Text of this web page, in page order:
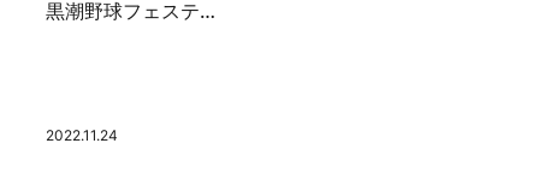
黒潮野球フェスティバルに参加してきました！
2022.11.24